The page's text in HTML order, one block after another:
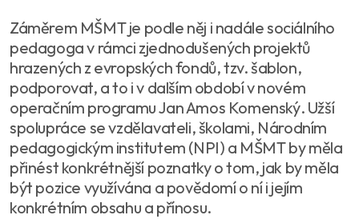
Záměrem MŠMT je podle něj i nadále sociálního
pedagoga v rámci zjednodušených projektů
hrazených z evropských fondů, tzv. šablon,
podporovat, a to i v dalším období v novém
operačním programu Jan Amos Komenský. Užší
spolupráce se vzdělavateli, školami, Národním
pedagogickým institutem (NPI) a MŠMT by měla
přinést konkrétnější poznatky o tom, jak by měla
být pozice využívána a povědomí o ní i jejím
konkrétním obsahu a přínosu.